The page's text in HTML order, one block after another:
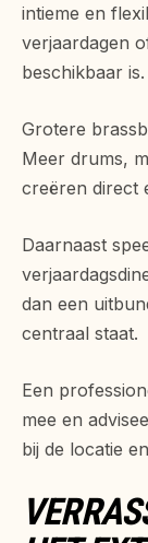
intieme en
verjaardagen
beschikbaar is.
Grotere
Meer drums,
creëren direct
Daarnaast
dan een
centraal staat.
Een
mee en
bij de locatie